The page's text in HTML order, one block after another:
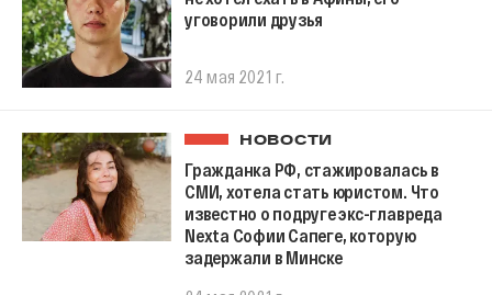
уговорили друзья
24 мая 2021 г.
НОВОСТИ
Гражданка РФ, стажировалась в
СМИ, хотела стать юристом. Что
известно о подруге экс-главреда
Nexta Софии Сапеге, которую
задержали в Минске